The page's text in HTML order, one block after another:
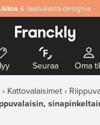
Aitoa & laadukasta designia
Seuraa Oma
Kattovalaisimet